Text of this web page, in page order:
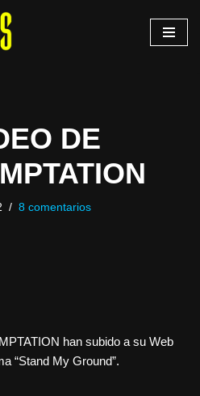
DE
8 comentarios
han subido a su Web
“Stand My Ground”.